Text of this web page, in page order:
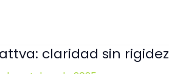
claridad sin rigidez